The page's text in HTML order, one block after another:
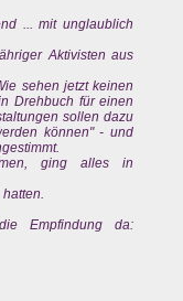
... mit unglaublich
Aktivisten aus
sehen jetzt keinen
Drehbuch für einen
sollen dazu
können" - und
ging alles in
Empfindung da: